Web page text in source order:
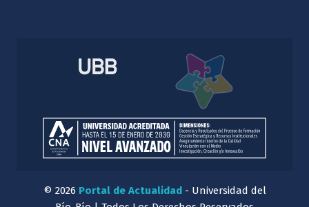
© 2026 Portal de Actualidad- Universidad del